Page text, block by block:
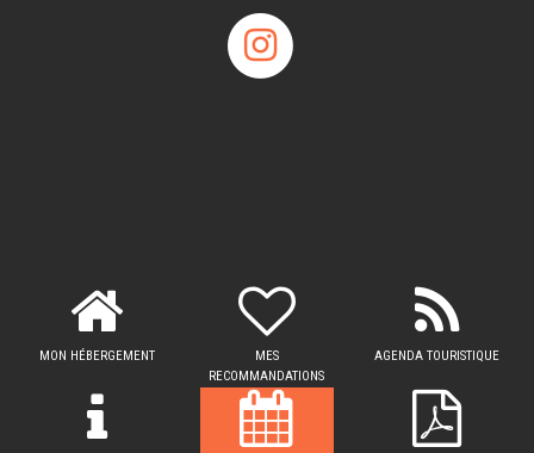
MON HÉBERGEMENT
MES
RECOMMANDATIONS
AGENDA TOURISTIQUE